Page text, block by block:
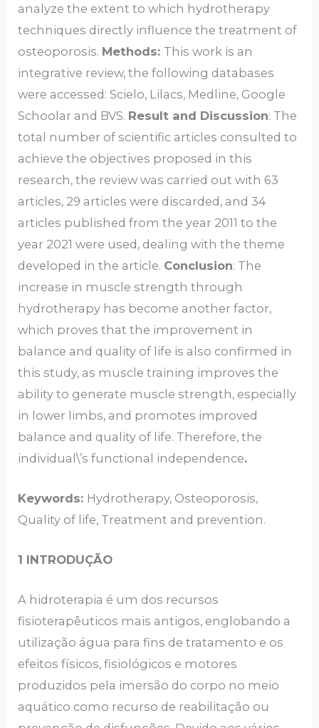
analyze the extent to which hydrotherapy
techniques directly influence the treatment of
osteoporosis. Methods: This work is an
integrative review, the following databases
were accessed: Scielo, Lilacs, Medline, Google
Schoolar and BVS. Result and Discussion: The
total number of scientific articles consulted to
achieve the objectives proposed in this
research, the review was carried out with 63
articles, 29 articles were discarded, and 34
articles published from the year 2011 to the
year 2021 were used, dealing with the theme
developed in the article. Conclusion: The
increase in muscle strength through
hydrotherapy has become another factor,
which proves that the improvement in
balance and quality of life is also confirmed in
this study, as muscle training improves the
ability to generate muscle strength, especially
in lower limbs, and promotes improved
balance and quality of life. Therefore, the
individual\’s functional independence.
Keywords: Hydrotherapy, Osteoporosis,
Quality of life, Treatment and prevention.
1 INTRODUÇÃO
A hidroterapia é um dos recursos
fisioterapêuticos mais antigos, englobando a
utilização água para fins de tratamento e os
efeitos físicos, fisiológicos e motores
produzidos pela imersão do corpo no meio
aquático como recurso de reabilitação ou